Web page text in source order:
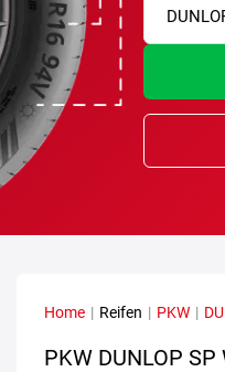
Home | Reifen | PKW |
PKW DUNLOP SP